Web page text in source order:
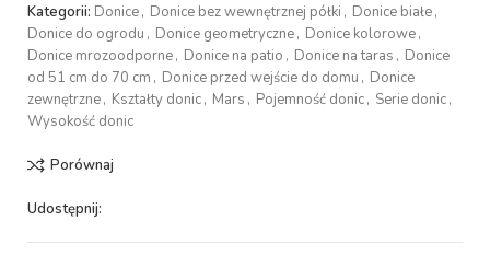
Kategorii: Donice, Donice bez wewnętrznej półki , Donice białe,
Donice do ogrodu , Donice geometryczne, Donice kolorowe,
Donice mrozoodporne, Donice na patio , Donice na taras , Donice
od 51 cm do 70 cm , Donice przed wejście do domu , Donice
zewnętrzne, Kształty donic, Mars , Pojemność donic, Serie donic,
Wysokość donic
Porównaj
Udostępnij: